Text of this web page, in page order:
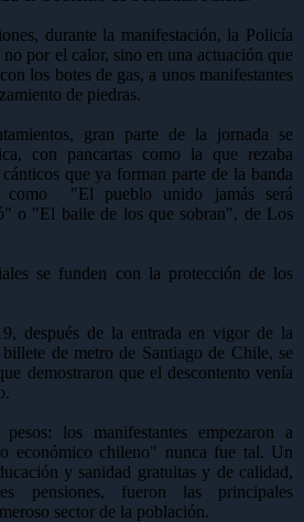
durante la manifestación, la Policía
por el calor, sino en una actuación que
los botes de gas, a unos manifestantes
de piedras.
gran parte de la jornada se
con pancartas como la que rezaba
que ya forman parte de la banda
como "El pueblo unido jamás será
o "El baile de los que sobran", de Los
se funden con la protección de los
después de la entrada en vigor de la
de metro de Santiago de Chile, se
demostraron que el descontento venía
los manifestantes empezaron a
económico chileno" nunca fue tal. Un
y sanidad gratuitas y de calidad,
pensiones, fueron las principales
sector de la población.